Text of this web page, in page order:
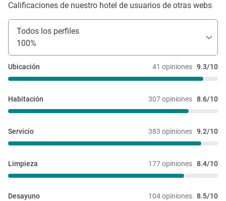
Calificaciones de nuestro hotel de usuarios de otras webs
Todos los perfiles
100%
41 opiniones 9.3/10
Ubicación
307 opiniones 8.6/10
Habitación
383 opiniones 9.2/10
Servicio
177 opiniones 8.4/10
Limpieza
104 opiniones 8.5/10
Desayuno